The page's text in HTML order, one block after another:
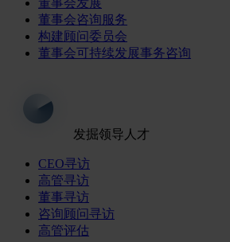
董事会发展
董事会咨询服务
构建顾问委员会
董事会可持续发展事务咨询
发掘领导人才
CEO寻访
高管寻访
董事寻访
咨询顾问寻访
高管评估